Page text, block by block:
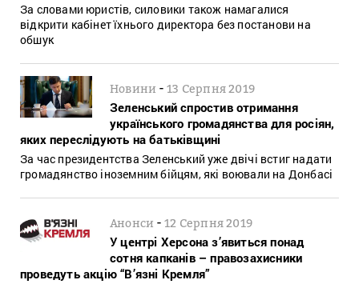
За словами юристів, силовики також намагалися
відкрити кабінет їхнього директора без постанови на
обшук
Новини -13 Серпня 2019
Зеленський спростив отримання
українського громадянства для росіян,
яких переслідують на батьківщині
За час президентства Зеленський уже двічі встиг надати
громадянство іноземним бійцям, які воювали на Донбасі
Анонси -12 Серпня 2019
У центрі Херсона з’явиться понад
сотня капканів – правозахисники
проведуть акцію “В’язні Кремля”